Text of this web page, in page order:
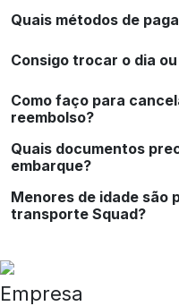
Quais métodos de
Consigo trocar o dia
Como faço para
reembolso?
Quais documentos
embarque?
Menores de idade são
transporte Squad?
Empresa